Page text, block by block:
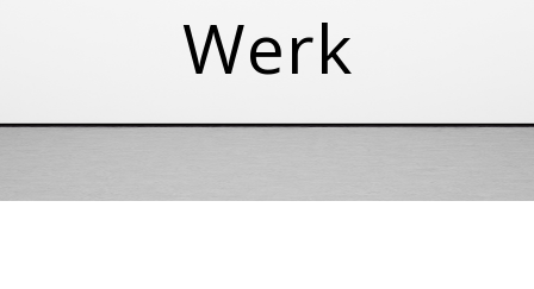
Werk